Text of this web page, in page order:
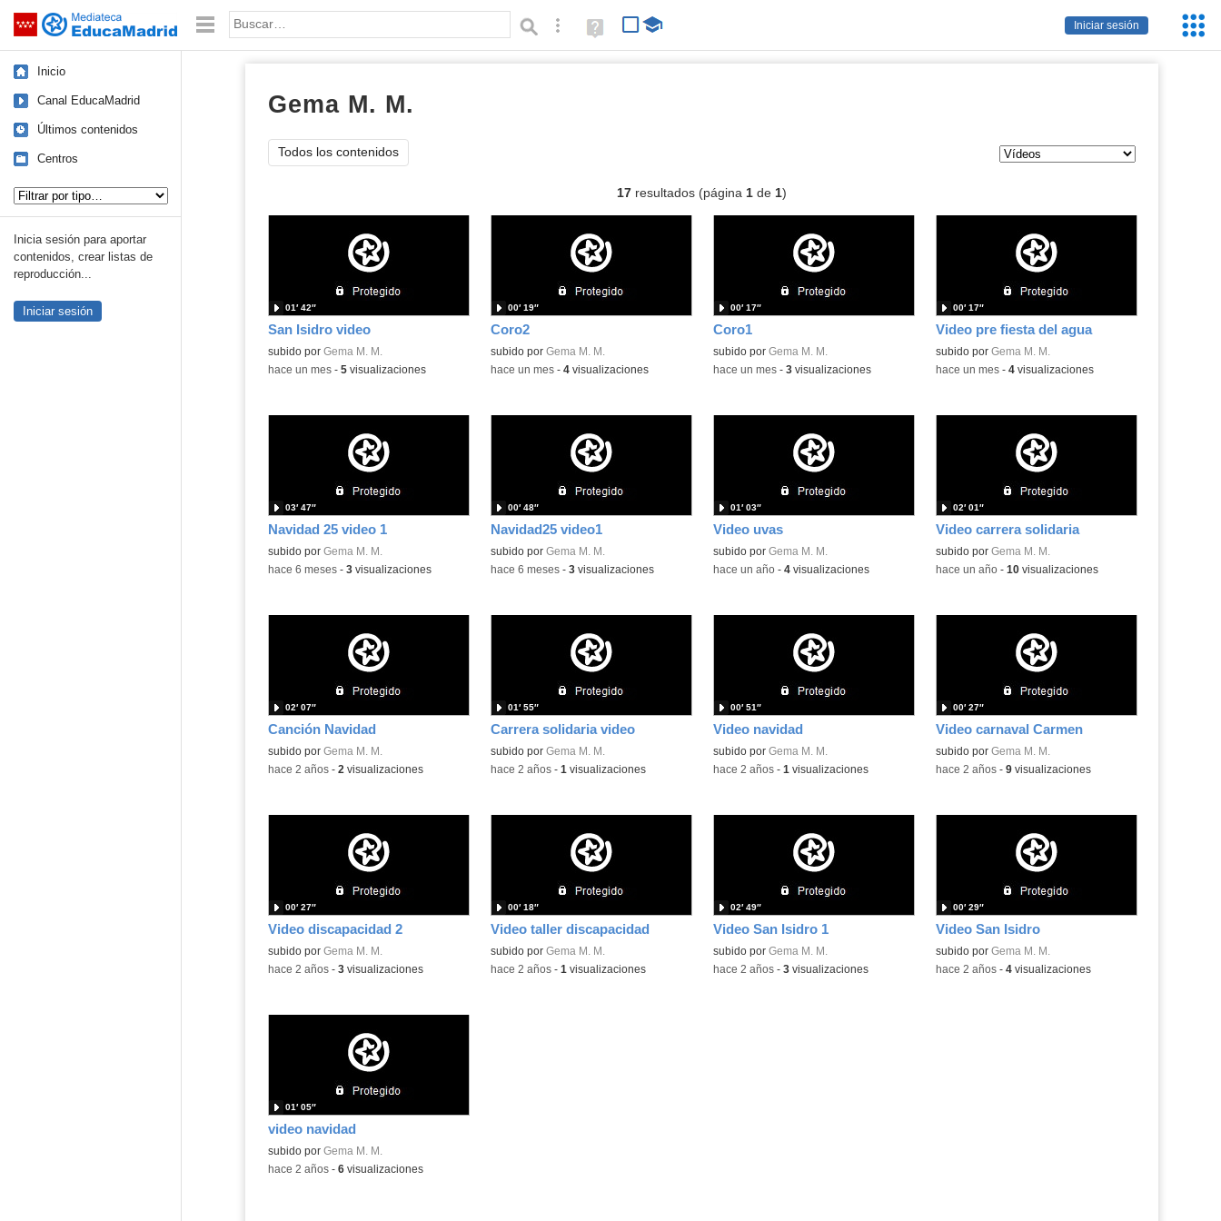
Saltar navegación
Iniciar sesión
Palabra o frase: Búsqueda avanzada
Ayuda
(en
Inicio
Canal EducaMadrid
Últimos contenidos
Centros
Inicia sesión para aportar
contenidos, crear listas de
reproducción...
Iniciar sesión
Gema M. M.
Todos los contenidos
17resultados (página 1de 1)
San Isidro video
subido por Gema M. M.
01′ 42″
-hace un mes- 5visualizaciones
Coro2
subido por Gema M. M.
00′ 19″
-hace un mes- 4visualizaciones
Coro1
subido por Gema M. M.
00′ 17″
-hace un mes- 3visualizaciones
Video pre fiesta del agua
subido por Gema M. M.
00′ 17″
-hace un mes- 4visualizaciones
Navidad 25 video 1
subido por Gema M. M.
03′ 47″
-hace 6 meses- 3visualizaciones
Navidad25 video1
subido por Gema M. M.
00′ 48″
-hace 6 meses- 3visualizaciones
Video uvas
subido por Gema M. M.
01′ 03″
-hace un año- 4visualizaciones
Video carrera solidaria
subido por Gema M. M.
02′ 01″
-hace un año- 10visualizaciones
Canción Navidad
subido por Gema M. M.
02′ 07″
-hace 2 años- 2 visualizaciones
Carrera solidaria video
subido por Gema M. M.
01′ 55″
-hace 2 años- 1 visualizaciones
Video navidad
subido por Gema M. M.
00′ 51″
-hace 2 años- 1 visualizaciones
Video carnaval Carmen
subido por Gema M. M.
00′ 27″
-hace 2 años- 9visualizaciones
Video discapacidad 2
subido por Gema M. M.
00′ 27″
-hace 2 años- 3visualizaciones
Video taller discapacidad
subido por Gema M. M.
00′ 18″
-hace 2 años- 1 visualizaciones
Video San Isidro 1
subido por Gema M. M.
02′ 49″
-hace 2 años- 3visualizaciones
Video San Isidro
subido por Gema M. M.
00′ 29″
-hace 2 años- 4visualizaciones
video navidad
subido por Gema M. M.
01′ 05″
-hace 2 años- 6visualizaciones